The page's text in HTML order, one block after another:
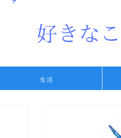
生活